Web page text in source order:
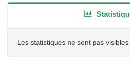
Les statistiques ne sont pas